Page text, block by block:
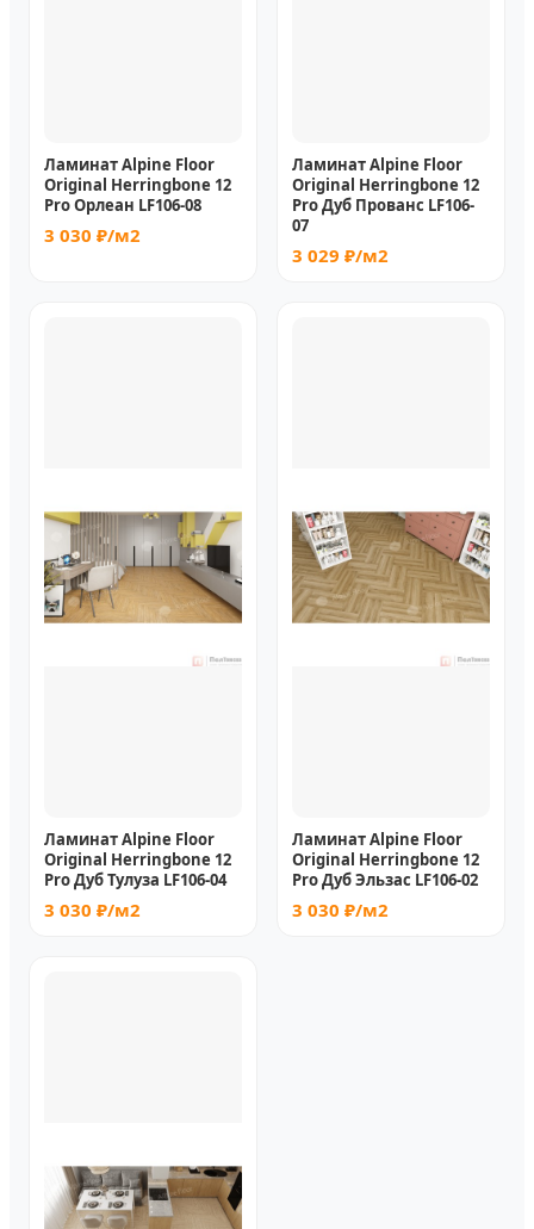
Ламинат Alpine Floor
Original Herringbone 12
Pro Орлеан LF106-08
3 030 ₽/м2
Ламинат Alpine Floor
Original Herringbone 12
Pro Дуб Прованс LF106-
07
3 029 ₽/м2
Ламинат Alpine Floor
Original Herringbone 12
Pro Дуб Тулуза LF106-04
3 030 ₽/м2
Ламинат Alpine Floor
Original Herringbone 12
Pro Дуб Эльзас LF106-02
3 030 ₽/м2